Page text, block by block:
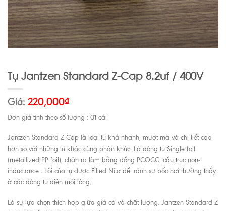
Tụ Jantzen Standard Z-Cap 8.2uf / 400V
Giá: 220,000₫
Đơn giá tính theo số lượng : 01 cái
Jantzen Standard Z Cap là loại tụ khá nhanh, mượt mà và chi tiết cao
hơn so với những tụ khác cùng phân khúc. Là dòng tụ Single foil
(metallized PP foil), chân ra làm bằng đồng PCOCC, cấu trục non-
inductance . Lõi của tụ được Filled Nitơ để tránh sự bốc hơi thường thấy
ở các dòng tụ điện môi lỏng.
Là sự lựa chọn thích hợp giữa giá cả và chất lượng. Jantzen Standard Z